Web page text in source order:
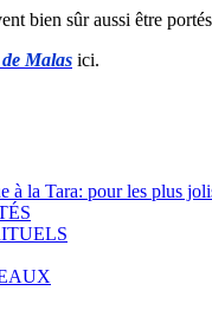
bien sûr aussi être
Malas ici.
à la Tara: pour les plus